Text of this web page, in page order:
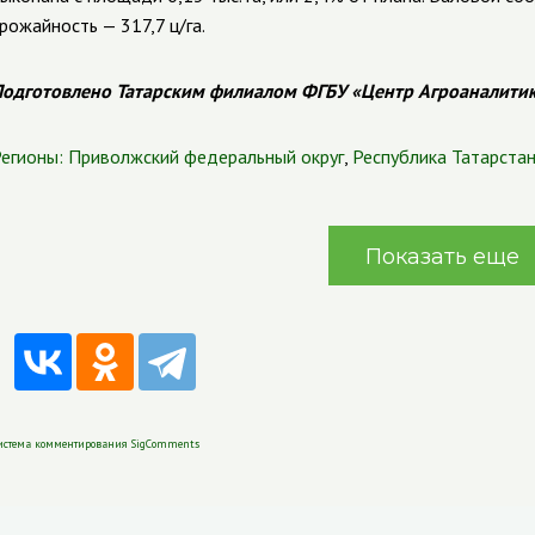
— 317,7 ц/га.
Татарским филиалом ФГБУ «Центр
Приволжский федеральный округ, Республика Татарстан
Показать еще
комментирования SigComments